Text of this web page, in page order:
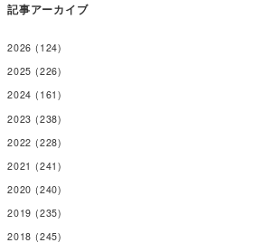
記事アーカイブ
2026 (124)
2025 (226)
2024 (161)
2023 (238)
2022 (228)
2021 (241)
2020 (240)
2019 (235)
2018 (245)